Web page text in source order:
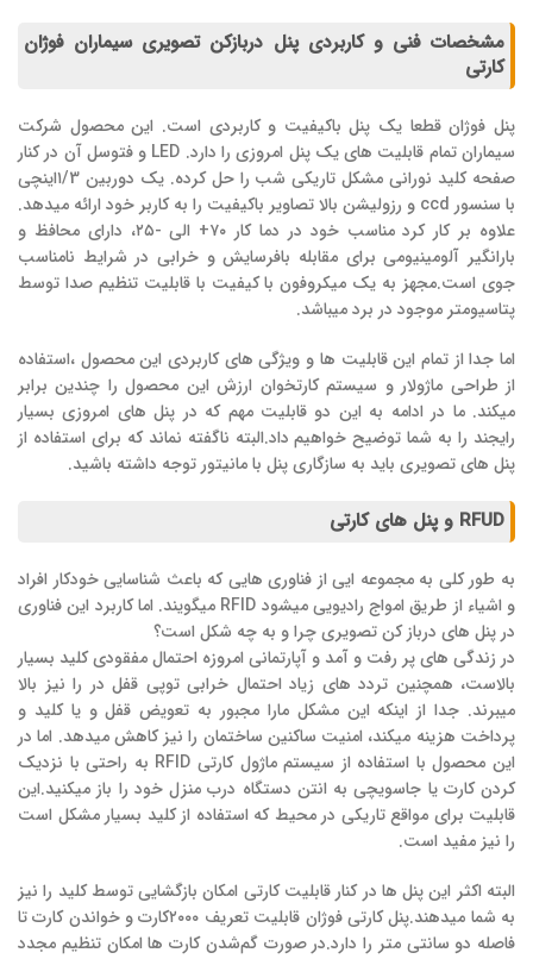
مشخصات فنی و کاربردی پنل دربازکن تصویری سیماران فوژان
کارتی
پنل فوژان قطعا یک پنل باکیفیت و کاربردی است. این محصول شرکت
سیماران تمام قابلیت های یک پنل امروزی را دارد. LED و فتوسل آن در کنار
صفحه کلید نورانی مشکل تاریکی شب را حل کرده. یک دوربین ۱/3اینچی
با سنسور ccd و رزولیشن بالا تصاویر باکیفیت را به کاربر خود ارائه میدهد.
علاوه بر کار کرد مناسب خود در دما کار ۷۰+ الی -۲۵، دارای محافظ و
بارانگیر آلومینیومی برای مقابله با‌فرسایش و خرابی در شرایط نامناسب
جوی است.مجهز به یک میکروفون با کیفیت با قابلیت تنظیم صدا توسط
پتاسیومتر موجود در برد میباشد.
اما جدا از تمام این قابلیت ها و ویژگی های کاربردی این محصول ،استفاده
از طراحی ماژولار و سیستم کارتخوان ارزش این محصول را چندین برابر
میکند. ما در ادامه به این دو قابلیت مهم که در پنل های امروزی بسیار
رایجند را به شما توضیح خواهیم‌ داد.البته ناگفته نماند که برای استفاده از
پنل های تصویری باید به سازگاری پنل با مانیتور توجه داشته باشید.
RFUD و پنل های کارتی
به طور کلی به مجموعه ایی از فناوری هایی که باعث شناسایی خودکار افراد
و اشیاء از طریق امواج رادیویی میشود RFID میگویند. اما کاربرد این فناوری
در پنل های درباز کن تصویری چرا و به چه شکل است؟
در زندگی های پر رفت و آمد و آپارتمانی امروزه احتمال مفقودی کلید بسیار
بالاست، همچنین تردد های زیاد احتمال خرابی توپی قفل در را نیز بالا
میبرند. جدا از اینکه این مشکل مارا مجبور به تعویض قفل و یا کلید و
پرداخت هزینه میکند، امنیت ساکنین ساختمان را نیز کاهش میدهد. اما در
این محصول با استفاده از سیستم ماژول کارتی RFID به راحتی با نزدیک
کردن کارت یا جاسویچی به انتن دستگاه درب منزل خود را باز میکنید.این
قابلیت برای مواقع تاریکی در محیط که استفاده از کلید بسیار مشکل است
را نیز مفید است.
البته اکثر این پنل ها در کنار قابلیت کارتی امکان بازگشایی توسط کلید را نیز
به شما میدهند.پنل کارتی فوژان قابلیت تعریف ۲۰۰۰کارت و خواندن کارت تا
فاصله دو سانتی متر را دارد.در صورت گم‌شدن کارت ها امکان تنظیم‌ مجدد